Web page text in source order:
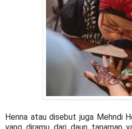
Henna atau disebut juga Mehndi